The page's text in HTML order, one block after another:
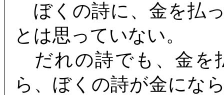
ぼくの詩に、金を払
とは思っていない。
だれの詩でも、金を
ら、ぼくの詩が金にな